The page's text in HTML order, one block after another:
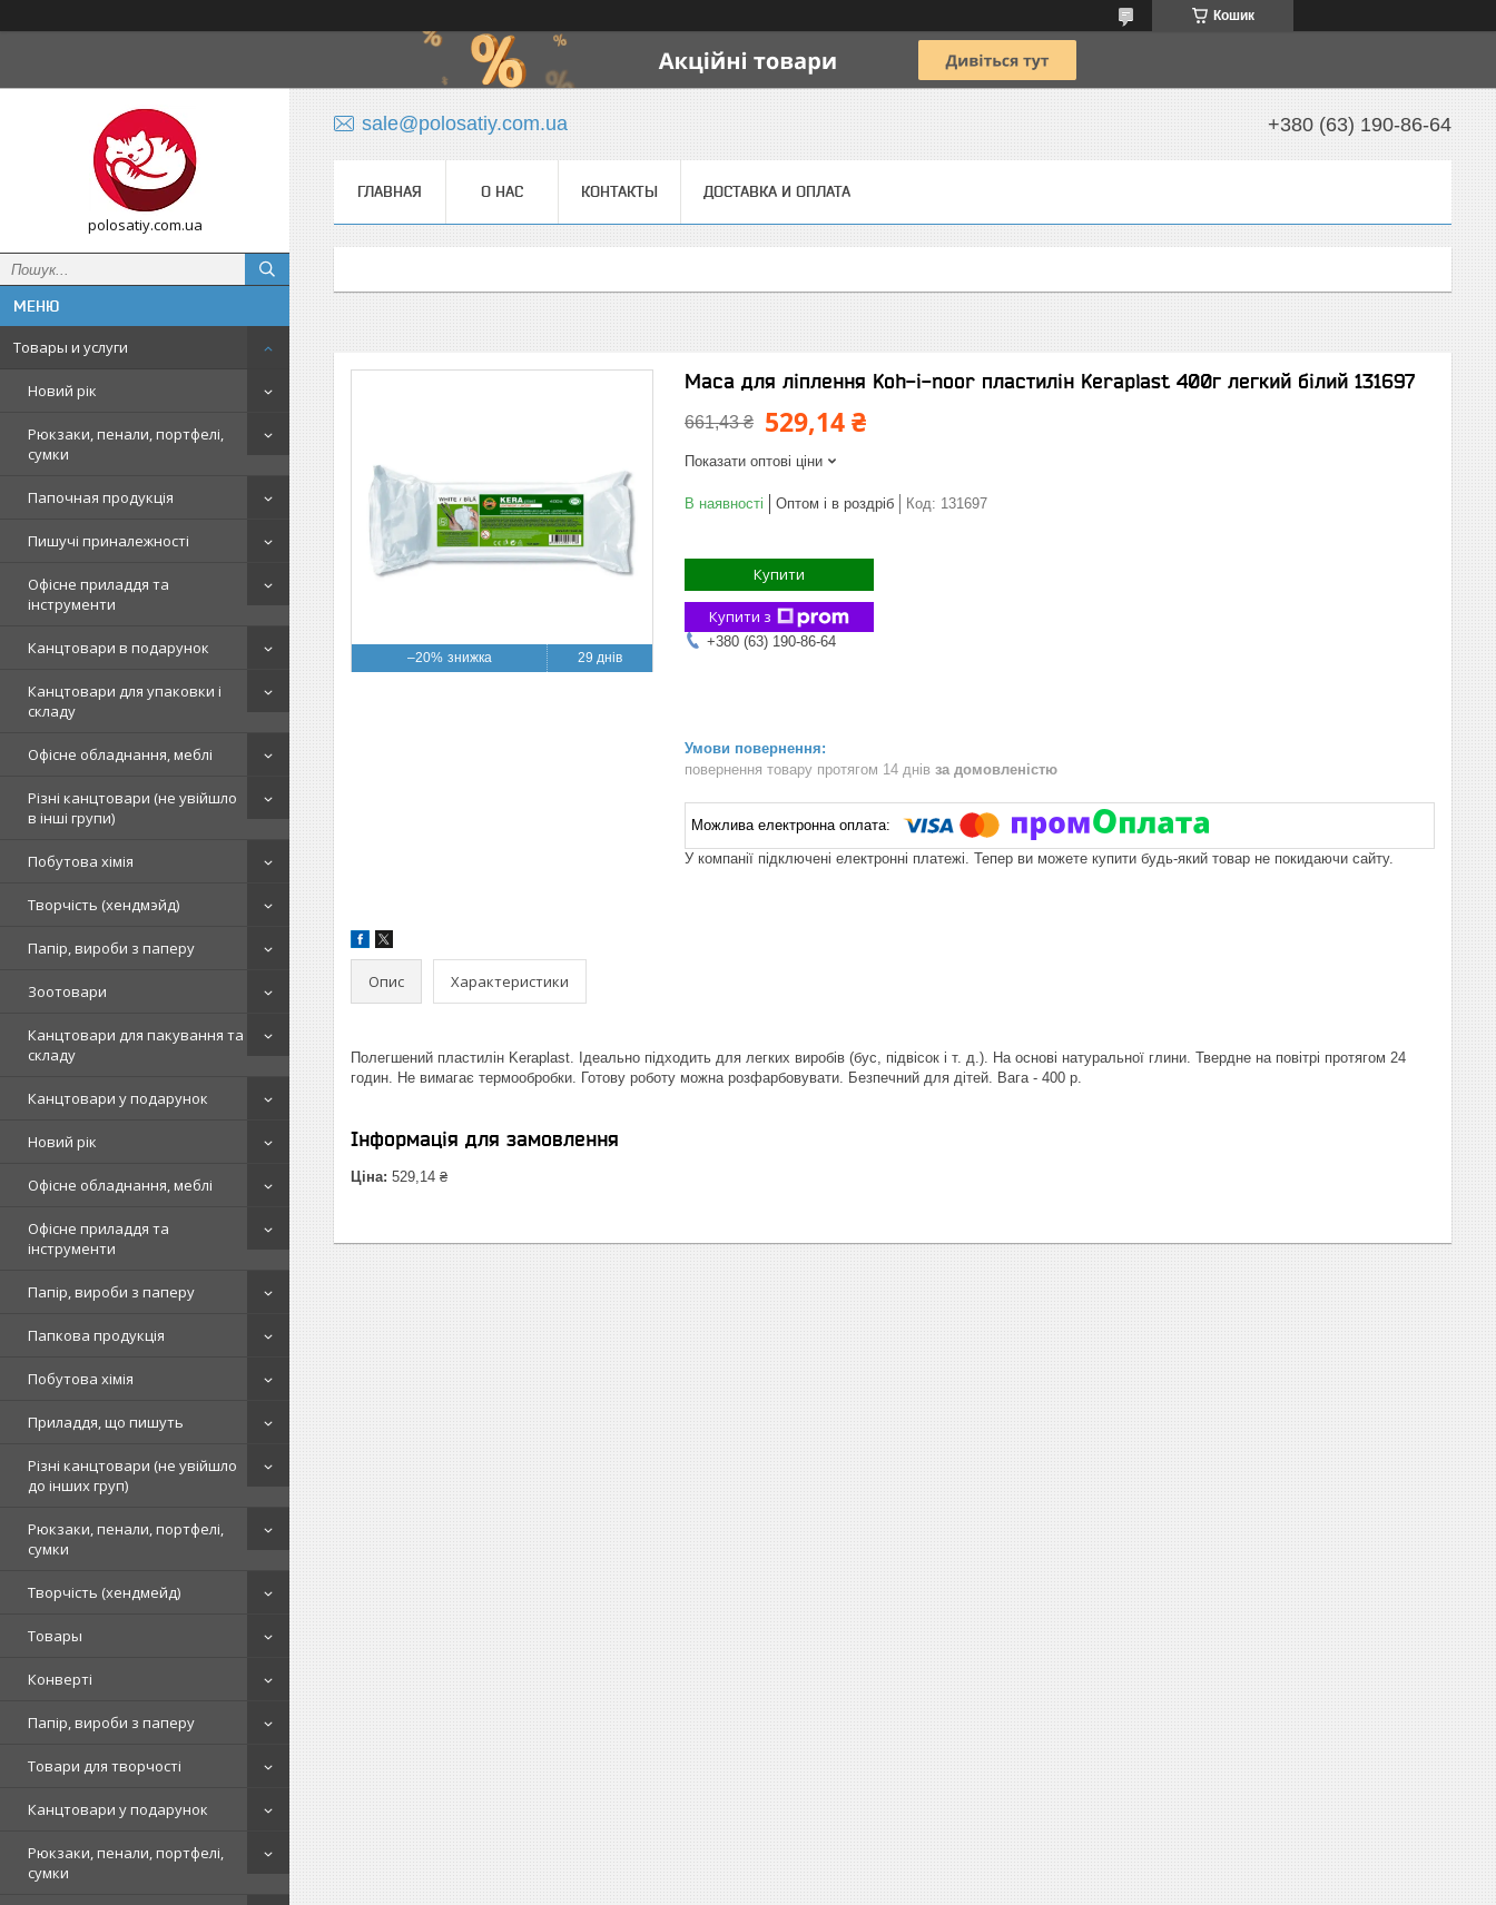
Кошик
polosatiy.com.ua
Товары и услуги
Новий рік
Рюкзаки, пенали, портфелі,
сумки
Папочная продукція
Пишучі приналежності
Офісне приладдя та
інструменти
Канцтовари в подарунок
Канцтовари для упаковки і
складу
Офісне обладнання, меблі
Різні канцтовари (не увійшло
в інші групи)
Побутова хімія
Творчість (хендмэйд)
Папір, вироби з паперу
Зоотовари
Канцтовари для пакування та
складу
Канцтовари у подарунок
Новий рік
Офісне обладнання, меблі
Офісне приладдя та
інструменти
Папір, вироби з паперу
Папкова продукція
Побутова хімія
Приладдя, що пишуть
Різні канцтовари (не увійшло
до інших груп)
Рюкзаки, пенали, портфелі,
сумки
Творчість (хендмейд)
Товары
Конверті
Папір, вироби з паперу
Товари для творчості
Канцтовари у подарунок
Рюкзаки, пенали, портфелі,
сумки
sale@polosatiy.com.ua +380 (63) 190-86-64
ГЛАВНАЯ О НАС КОНТАКТЫ ДОСТАВКА И ОПЛАТА
–20% 29 днів
Маса для ліплення Koh-i-noor пластилін Keraplast 400г легкий білий 131697
661,43 ₴ 529,14 ₴
Показати оптові ціни
В наявності Оптом і в роздріб Код: 131697
Купити
Купити з
+380 (63) 190-86-64
повернення товару протягом 14 днів за домовленістю
У компанії підключені електронні платежі. Тепер ви можете купити будь-який товар не покидаючи сайту.
Опис Характеристики
Полегшений пластилін Keraplast. Ідеально підходить для легких виробів (бус, підвісок і т. д.). На основі натуральної глини. Твердне на повітрі протягом 24
годин. Не вимагає термообробки. Готову роботу можна розфарбовувати. Безпечний для дітей. Вага - 400 р.
Інформація для замовлення
Ціна: 529,14 ₴